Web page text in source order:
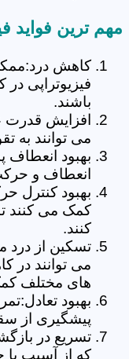
مهم ترین فواید
کاهش
فیزیوتراپی
باشند.
افزایش قدرت
می توانند به
بهبود انعطاف
انعطاف و
بهبود کنترل
کمک می کنند
کنند.
تسکین از درد
می توانند در
های مختلف
بهبود
پیشگیری از
تسریع در
که از آسیب یا